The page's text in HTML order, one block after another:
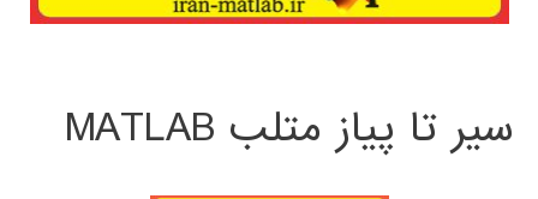
سیر تا پیاز متلب MATLAB